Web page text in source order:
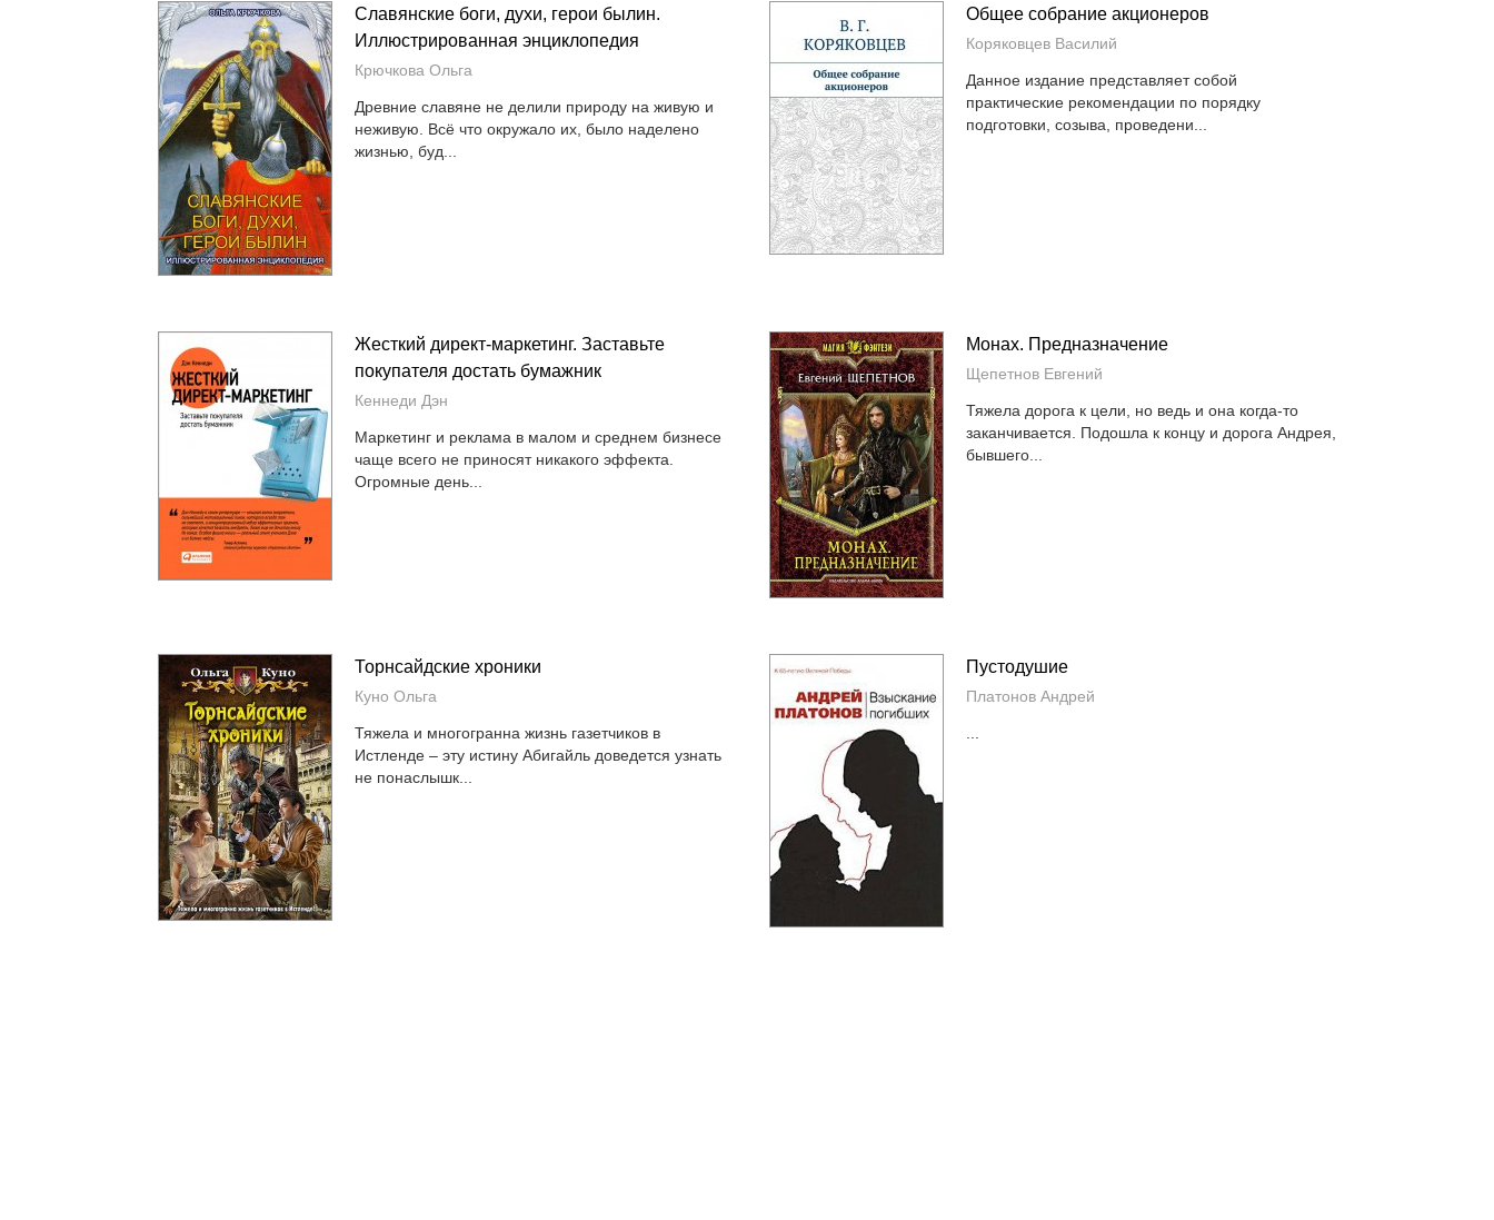
Славянские боги, духи, герои былин.
Иллюстрированная энциклопедия
Крючкова Ольга
Древние славяне не делили природу на живую и
неживую. Всё что окружало их, было наделено
жизнью, буд...
Общее собрание акционеров
Коряковцев Василий
Данное издание представляет собой
практические рекомендации по порядку
подготовки, созыва, проведени...
Жесткий директ-маркетинг. Заставьте
покупателя достать бумажник
Кеннеди Дэн
Маркетинг и реклама в малом и среднем бизнесе
чаще всего не приносят никакого эффекта.
Огромные день...
Монах. Предназначение
Щепетнов Евгений
Тяжела дорога к цели, но ведь и она когда-то
заканчивается. Подошла к концу и дорога Андрея,
бывшего...
Торнсайдские хроники
Куно Ольга
Тяжела и многогранна жизнь газетчиков в
Истленде – эту истину Абигайль доведется узнать
не понаслышк...
Пустодушие
Платонов Андрей